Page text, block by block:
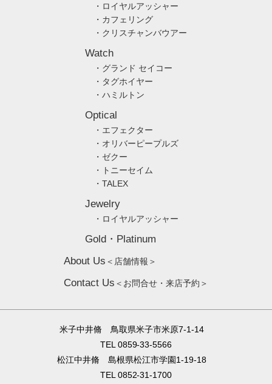
・ロイヤルアッシャー
・カフェリング
・クリスチャンバウアー
Watch
・グランド セイコー
・タグホイヤー
・ハミルトン
Optical
・エフェクター
・オリバーピープルズ
・ゼクー
・トニーセイム
・TALEX
Jewelry
・ロイヤルアッシャー
Gold・Platinum
About Us ＜店舗情報＞
Contact Us ＜お問合せ・来店予約＞
米子中井脩 鳥取県米子市米原7-1-14
TEL 0859-33-5566
松江中井脩 島根県松江市学園1-19-18
TEL 0852-31-1700